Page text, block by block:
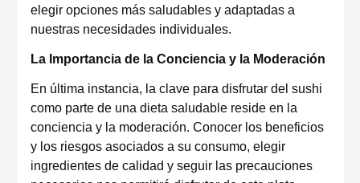
elegir opciones más saludables y adaptadas a
nuestras necesidades individuales.
La Importancia de la Conciencia y la Moderación
En última instancia, la clave para disfrutar del sushi
como parte de una dieta saludable reside en la
conciencia y la moderación. Conocer los beneficios
y los riesgos asociados a su consumo, elegir
ingredientes de calidad y seguir las precauciones